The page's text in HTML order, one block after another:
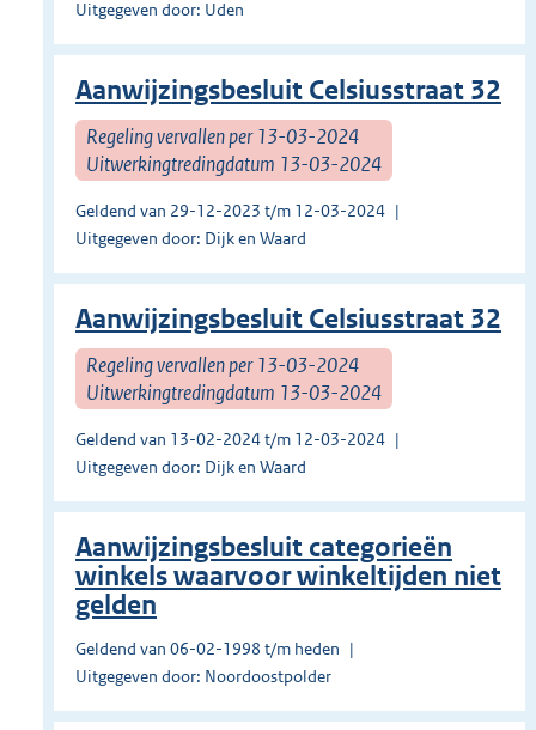
Uitgegeven door: Uden
Aanwijzingsbesluit Celsiusstraat 32
Regeling vervallen per 13-03-2024
Uitwerkingtredingdatum 13-03-2024
Geldend van 29-12-2023 t/m 12-03-2024
Uitgegeven door: Dijk en Waard
Aanwijzingsbesluit Celsiusstraat 32
Regeling vervallen per 13-03-2024
Uitwerkingtredingdatum 13-03-2024
Geldend van 13-02-2024 t/m 12-03-2024
Uitgegeven door: Dijk en Waard
Aanwijzingsbesluit categorieën
winkels waarvoor winkeltijden niet
gelden
Geldend van 06-02-1998 t/m heden
Uitgegeven door: Noordoostpolder